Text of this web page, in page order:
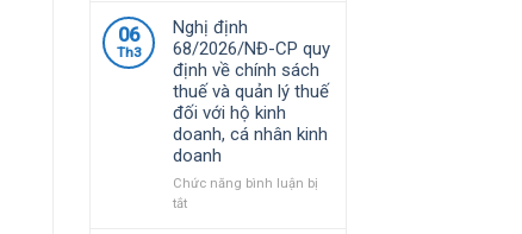
được
nhiều
doanh
nghiệp
Việt
Nam
lựa
Phần
mềm
kế
toán
MISA
SME.NET
2026
R4.1
cập
06
Th3
Nghị định
68/2026/NĐ-CP quy
định về chính sách
thuế và quản lý thuế
đối với hộ kinh
doanh, cá nhân kinh
doanh
Chức năng bình luận bị
tắtở